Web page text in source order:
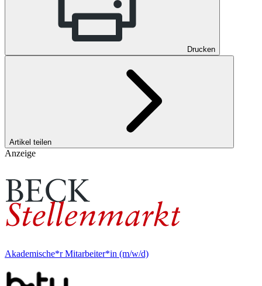
Drucken
Artikel teilen
Anzeige
Akademische*r Mitarbeiter*in (m/w/d)